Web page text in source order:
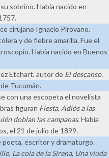
sobrino. Había nacido en
cirujano Ignacio Pirovano.
y de fiebre amarilla. Fue el
Había nacido en Buenos
Etchart, autor de El descanso.
Tucumán.
con una escopeta el novelista
figuran Fiesta, Adiós a las
doblan las campanas. Había
el 21 de julio de 1899.
poeta, escritor y dramaturgo.
, La cola de la Sirena, Una viuda